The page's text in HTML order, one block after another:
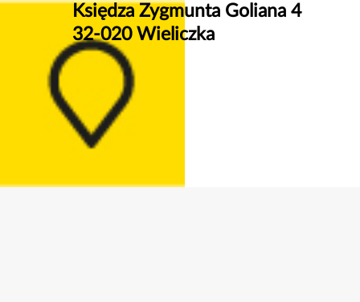
Księdza Zygmunta Goliana 4
32-020 Wieliczka